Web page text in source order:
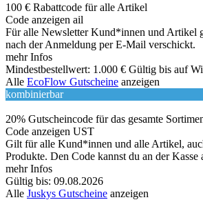
100 € Rabattcode für alle Artikel
Code anzeigen ail
Für alle Newsletter Kund*innen und Artikel
nach der Anmeldung per E-Mail verschickt.
mehr Infos
Mindestbestellwert: 1.000 € Gültig bis auf
Alle EcoFlow Gutscheine anzeigen
kombinierbar
20% Gutscheincode für das gesamte
Code anzeigen UST
Gilt für alle Kund*innen und alle Artikel,
Produkte. Den Code kannst du an der Kasse
mehr Infos
Gültig bis: 09.08.2026
Alle Juskys Gutscheine anzeigen